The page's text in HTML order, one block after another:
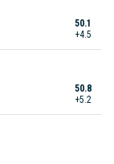
50.1
+4.5
50.8
+5.2